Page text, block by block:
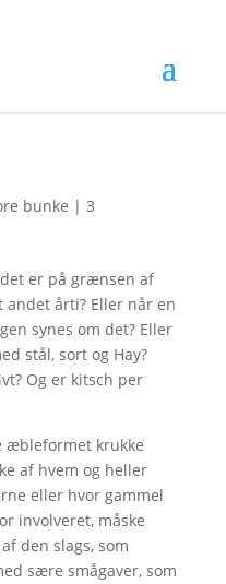
bunke | 3
er på grænsen af
årti? Eller når en
synes om det? Eller
stål, sort og Hay?
Og er kitsch per
æbleformet krukke
af hvem og heller
eller hvor gammel
involveret, måske
den slags, som
sære smågaver, som